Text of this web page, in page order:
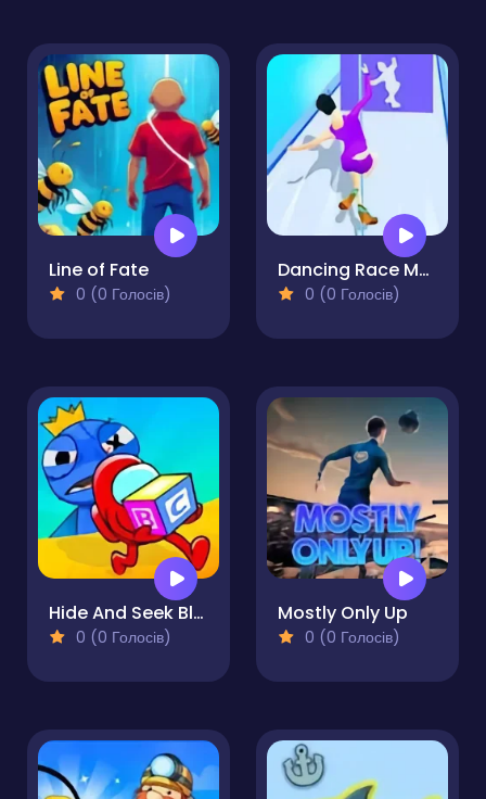
Line of Fate
0 (0 Голосів)
Dancing Race Match
0 (0 Голосів)
Hide And Seek Blue Monster
0 (0 Голосів)
Mostly Only Up
0 (0 Голосів)